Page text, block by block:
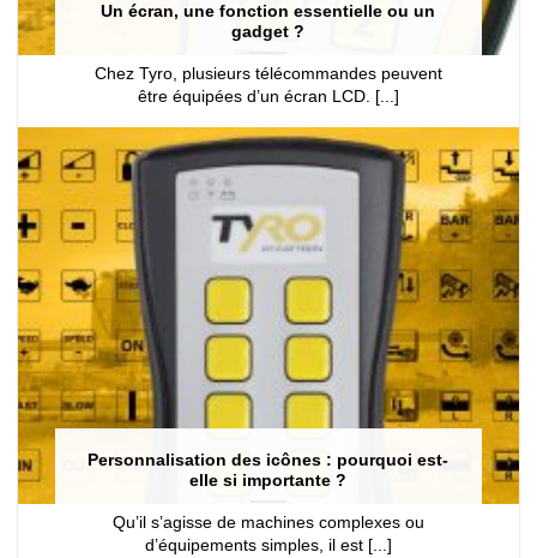
Un écran, une fonction essentielle ou un
gadget ?
Chez Tyro, plusieurs télécommandes peuvent
être équipées d’un écran LCD. [...]
Personnalisation des icônes : pourquoi est-
elle si importante ?
Qu’il s’agisse de machines complexes ou
d’équipements simples, il est [...]